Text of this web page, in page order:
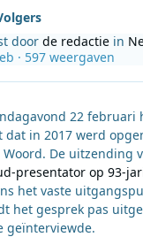
doorde redactie in
· 597 weergaven
22
dat in 2017 werd
Woord. De uitzending
presentator op 93-
het vaste
het gesprek pas
geïnterviewde.